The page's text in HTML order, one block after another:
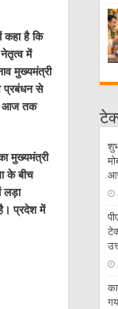
कहा है कि
में
मुख्यमंत्री
प्रबंधन से
आज तक
मुख्यमंत्री
के बीच
लड़ा
प्रदेश में